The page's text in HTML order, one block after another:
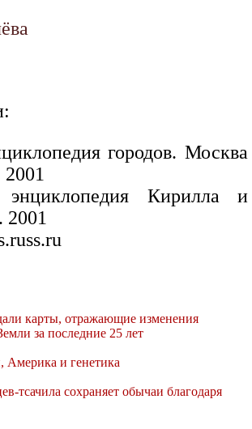
городов. Москва
энциклопедия Кирилла и
карты, отражающие изменения
за последние 25 лет
Америка и генетика
тсачила сохраняет обычаи благодаря